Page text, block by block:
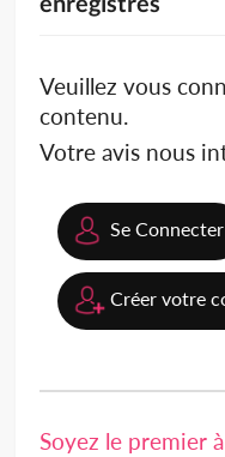
Veuillez vous
contenu.
Votre avis nous
Se Connecter
Créer votre
Soyez le premier